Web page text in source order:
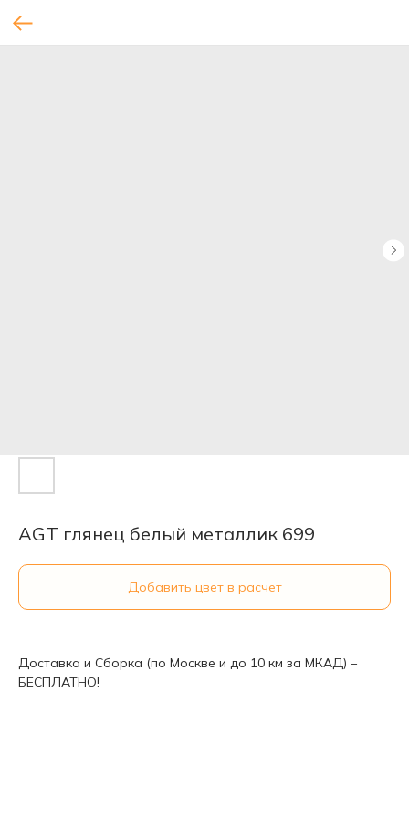
AGT глянец белый металлик 699
Добавить цвет в расчет
Доставка и Сборка (по Москве и до 10 км за МКАД) –
БЕСПЛАТНО!